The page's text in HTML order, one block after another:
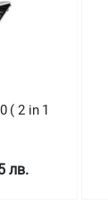
( 2 in 1
лв.